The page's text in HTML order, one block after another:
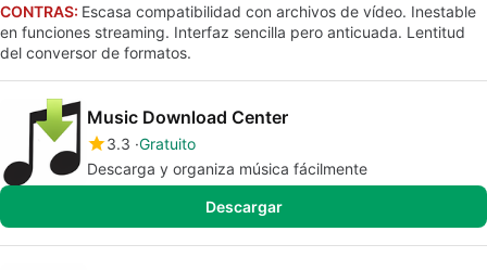
CONTRAS: Escasa compatibilidad con archivos de vídeo. Inestable
en funciones streaming. Interfaz sencilla pero anticuada. Lentitud
del conversor de formatos.
Music Download Center
3.3 Gratuito
Descarga y organiza música fácilmente
Descargar